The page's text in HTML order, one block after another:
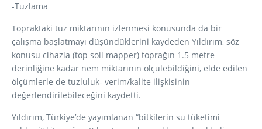
-Tuzlama
Topraktaki tuz miktarının izlenmesi konusunda da bir
çalışma başlatmayı düşündüklerini kaydeden Yıldırım, söz
konusu cihazla (top soil mapper) toprağın 1.5 metre
derinliğine kadar nem miktarının ölçülebildiğini, elde edilen
ölçümlerle de tuzluluk- verim/kalite ilişkisinin
değerlendirilebileceğini kaydetti.
Yıldırım, Türkiye’de yayımlanan “bitkilerin su tüketimi